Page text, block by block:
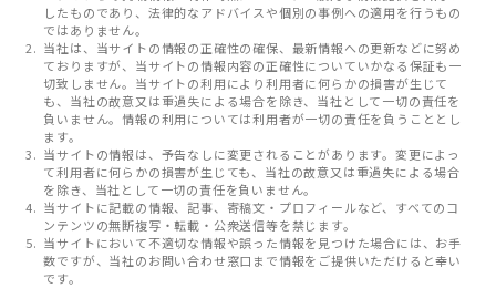
したものであり、法律的なアドバイスや個別の事例への適用を行うもの
ではありません。
当社は、当サイトの情報の正確性の確保、最新情報への更新などに努め
ておりますが、当サイトの情報内容の正確性についていかなる保証も一
切致しません。当サイトの利用により利用者に何らかの損害が生じて
も、当社の故意又は重過失による場合を除き、当社として一切の責任を
負いません。情報の利用については利用者が一切の責任を負うこととし
ます。
当サイトの情報は、予告なしに変更されることがあります。変更によっ
て利用者に何らかの損害が生じても、当社の故意又は重過失による場合
を除き、当社として一切の責任を負いません。
当サイトに記載の情報、記事、寄稿文・プロフィールなど、すべてのコ
ンテンツの無断複写・転載・公衆送信等を禁じます。
当サイトにおいて不適切な情報や誤った情報を見つけた場合には、お手
数ですが、当社のお問い合わせ窓口まで情報をご提供いただけると幸い
です。